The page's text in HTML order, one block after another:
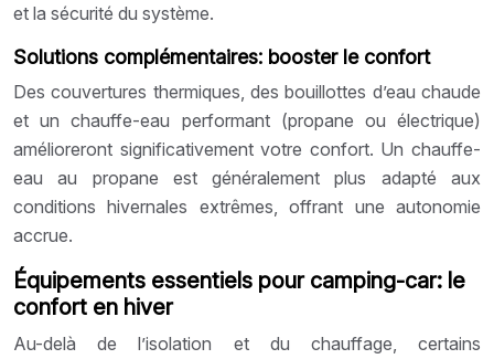
et la sécurité du système.
Solutions complémentaires: booster le confort
Des couvertures thermiques, des bouillottes d’eau chaude
et un chauffe-eau performant (propane ou électrique)
amélioreront significativement votre confort. Un chauffe-
eau au propane est généralement plus adapté aux
conditions hivernales extrêmes, offrant une autonomie
accrue.
Équipements essentiels pour camping-car: le
confort en hiver
Au-delà de l’isolation et du chauffage, certains